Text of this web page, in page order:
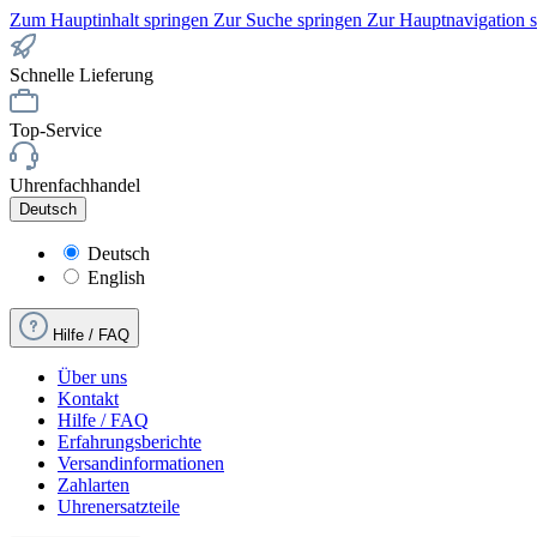
Zum Hauptinhalt springen Zur Suche springen Zur Hauptnavigation
Schnelle Lieferung
Top-Service
Uhrenfachhandel
Deutsch
Deutsch
English
Hilfe / FAQ
Über uns
Kontakt
Hilfe / FAQ
Erfahrungsberichte
Versandinformationen
Zahlarten
Uhrenersatzteile